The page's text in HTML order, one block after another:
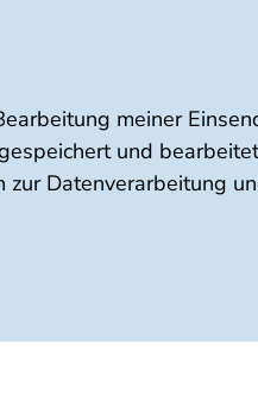
meiner
und
Datenverarbeitung